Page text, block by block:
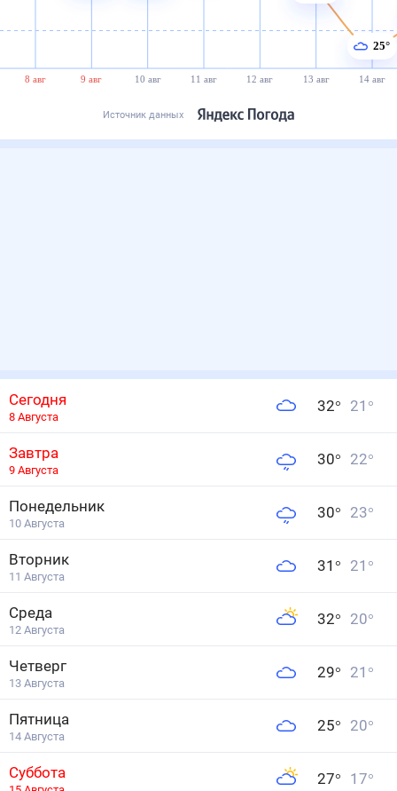
8 авг 9 авг 10 авг 11 авг 12 авг 13 авг 14 авг
25°
Источник данных
Сегодня
8 Августа
32° 21 °
Завтра
9 Августа
30° 22°
Понедельник
10 Августа
30° 23°
Вторник
11 Августа
31 ° 21 °
Среда
12 Августа
32° 20°
Четверг
13 Августа
29° 21 °
Пятница
14 Августа
25° 20°
Суббота 27° 17°